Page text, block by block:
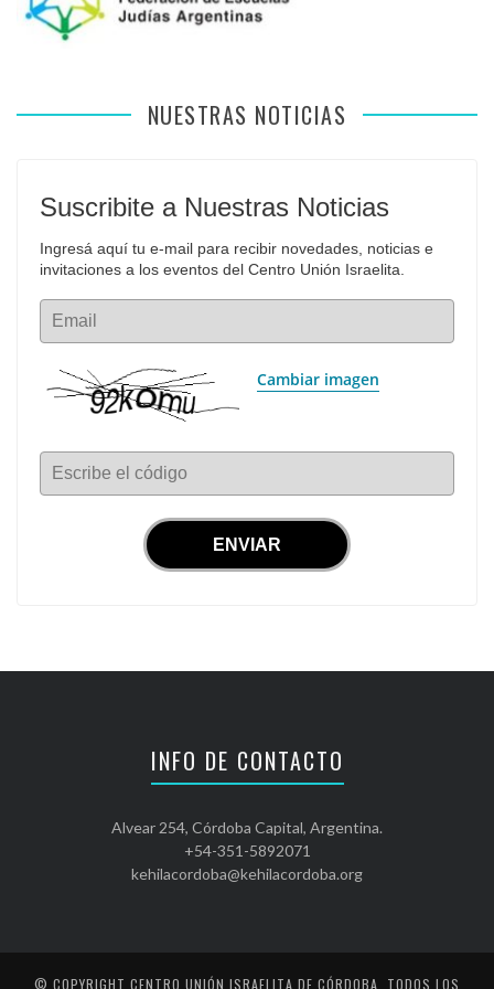
NUESTRAS NOTICIAS
Suscribite a Nuestras Noticias
Ingresá aquí tu e-mail para recibir novedades, noticias e
invitaciones a los eventos del Centro Unión Israelita.
Email
Cambiar imagen
Escribe el código
INFO DE CONTACTO
Alvear 254, Córdoba Capital, Argentina.
+54-351-5892071
kehilacordoba@kehilacordoba.org
© COPYRIGHT CENTRO UNIÓN ISRAELITA DE CÓRDOBA . TODOS LOS